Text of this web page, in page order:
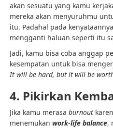
akan sesuatu yang kamu
mereka akan menyuruhmu
itu. Padahal pada
mengganti haluan seperti itu
Jadi, kamu bisa coba anggap
kesempatan untuk bisa
It will be hard, but it will be
4. Pikirkan
Jika kamu merasa burnout
menemukan work-life balance,